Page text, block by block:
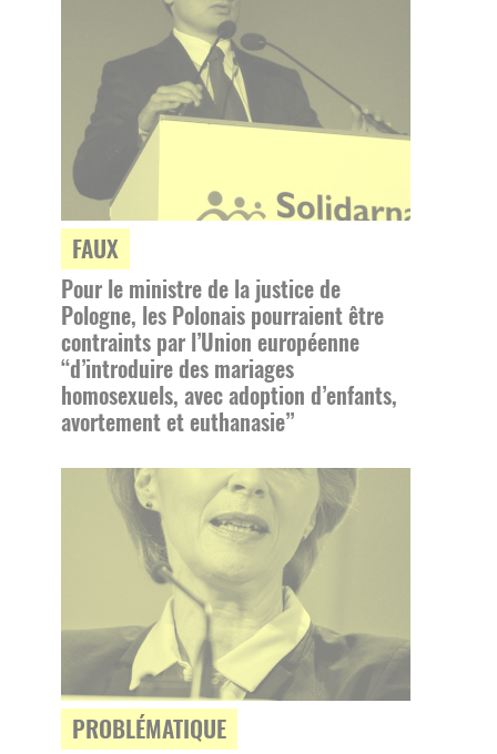
FAUX
Pour le ministre de la justice de
Pologne, les Polonais pourraient être
contraints par l’Union européenne
“d’introduire des mariages
homosexuels, avec adoption d’enfants,
avortement et euthanasie”
PROBLÉMATIQUE